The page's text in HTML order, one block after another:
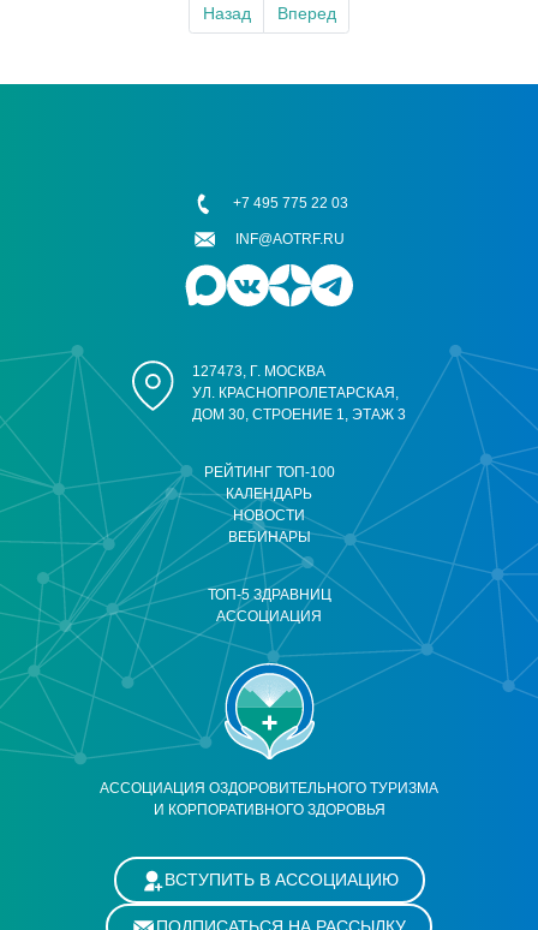
Назад Вперед
АССОЦИАЦИЯ ОЗДОРОВИТЕЛЬНОГО ТУРИЗМА
И КОРПОРАТИВНОГО ЗДОРОВЬЯ
РЕЙТИНГ ТОП-100
КАЛЕНДАРЬ
НОВОСТИ
ВЕБИНАРЫ
ТОП-5 ЗДРАВНИЦ
АССОЦИАЦИЯ
127473, Г. МОСКВА
УЛ. КРАСНОПРОЛЕТАРСКАЯ,
ДОМ 30, СТРОЕНИЕ 1, ЭТАЖ 3
+7 495 775 22 03
INF@AOTRF.RU
ВСТУПИТЬ В АССОЦИАЦИЮ